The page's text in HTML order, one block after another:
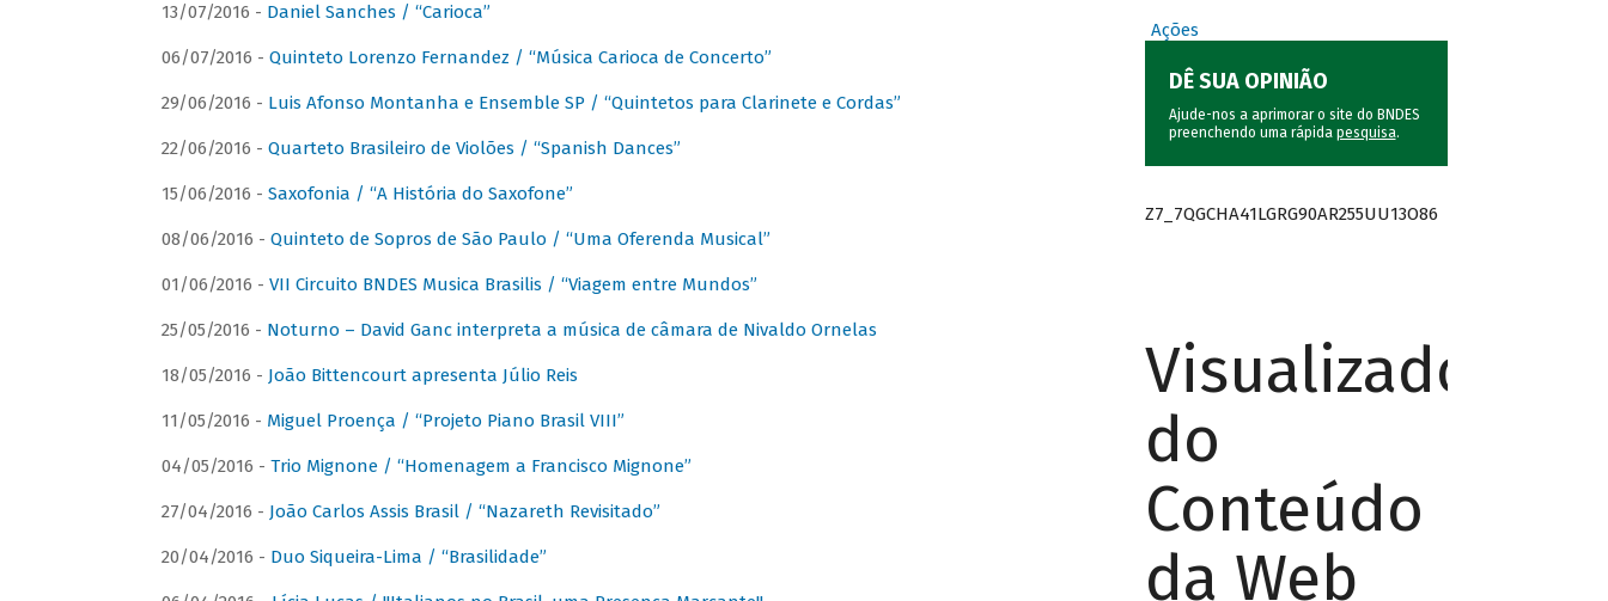
13/07/2016 - Daniel Sanches / “Carioca”
06/07/2016 - Quinteto Lorenzo Fernandez / “Música Carioca de Concerto”
29/06/2016 - Luis Afonso Montanha e Ensemble SP / “Quintetos para Clarinete e Cordas”
22/06/2016 - Quarteto Brasileiro de Violões / “Spanish Dances”
15/06/2016 - Saxofonia / “A História do Saxofone”
08/06/2016 - Quinteto de Sopros de São Paulo / “Uma Oferenda Musical”
01/06/2016 - VII Circuito BNDES Musica Brasilis / “Viagem entre Mundos”
25/05/2016 - Noturno – David Ganc interpreta a música de câmara de Nivaldo Ornelas
18/05/2016 - João Bittencourt apresenta Júlio Reis
11/05/2016 - Miguel Proença / “Projeto Piano Brasil VIII”
04/05/2016 - Trio Mignone / “Homenagem a Francisco Mignone”
27/04/2016 - João Carlos Assis Brasil / “Nazareth Revisitado”
20/04/2016 - Duo Siqueira-Lima / “Brasilidade”
Ações
DÊ SUA OPINIÃO
Ajude-nos a aprimorar o site do BNDES
preenchendo uma rápida pesquisa.
Z7_7QGCHA41LGRG90AR255UU13O86
Visualizador
do
Conteúdo
da Web